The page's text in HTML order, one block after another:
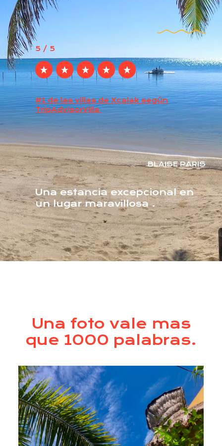
5 / 5
#1 de las villas de Xcalak según
TripAdvisorVilla
BLAISE PARIS
Una estancia excepcional en
un lugar maravillosa .
Una foto vale mas
que 1000 palabras.